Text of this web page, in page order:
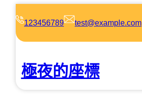
123456789 test@example.com
極夜的座標